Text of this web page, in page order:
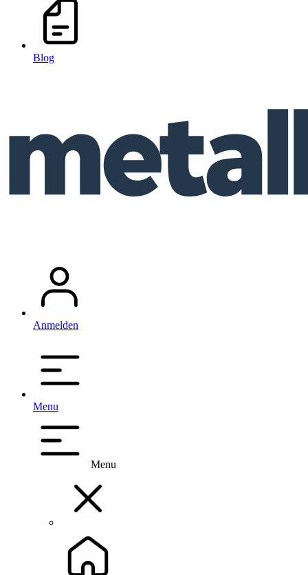
Blog
Anmelden
Menu
Menu